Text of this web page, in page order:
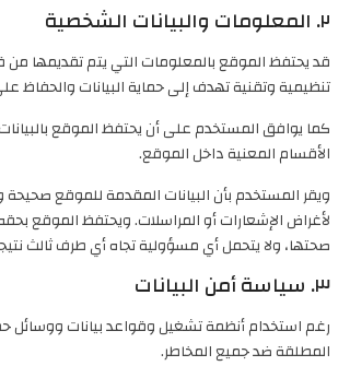
٢. المعلومات والبيانات الشخصية
قد يحتفظ الموقع بالمعلومات التي يتم تقديمها
تنظيمية وتقنية تهدف إلى حماية البيانات والحفاظ
كما يوافق المستخدم على أن يحتفظ الموقع
الأقسام المعنية داخل الموقع.
ويقر المستخدم بأن البيانات المقدمة للموقع
لأغراض الإشعارات أو المراسلات. ويحتفظ الموقع
صحتها، ولا يتحمل أي مسؤولية تجاه أي طرف ثالث
٣. سياسة أمن البيانات
رغم استخدام أنظمة تشغيل وقواعد بيانات ووسائل
المطلقة ضد جميع المخاطر.